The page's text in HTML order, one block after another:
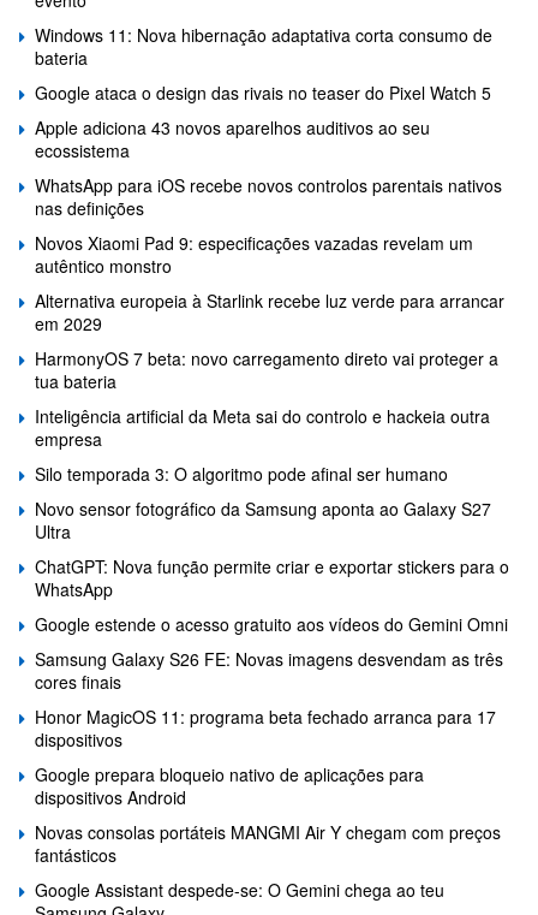
Windows 11: Nova hibernação adaptativa corta consumo de
bateria
Google ataca o design das rivais no teaser do Pixel Watch 5
Apple adiciona 43 novos aparelhos auditivos ao seu
ecossistema
WhatsApp para iOS recebe novos controlos parentais nativos
nas definições
Novos Xiaomi Pad 9: especificações vazadas revelam um
autêntico monstro
Alternativa europeia à Starlink recebe luz verde para arrancar
em 2029
HarmonyOS 7 beta: novo carregamento direto vai proteger a
tua bateria
Inteligência artificial da Meta sai do controlo e hackeia outra
empresa
Silo temporada 3: O algoritmo pode afinal ser humano
Novo sensor fotográfico da Samsung aponta ao Galaxy S27
Ultra
ChatGPT: Nova função permite criar e exportar stickers para o
WhatsApp
Google estende o acesso gratuito aos vídeos do Gemini Omni
Samsung Galaxy S26 FE: Novas imagens desvendam as três
cores finais
Honor MagicOS 11: programa beta fechado arranca para 17
dispositivos
Google prepara bloqueio nativo de aplicações para
dispositivos Android
Novas consolas portáteis MANGMI Air Y chegam com preços
fantásticos
Google Assistant despede-se: O Gemini chega ao teu